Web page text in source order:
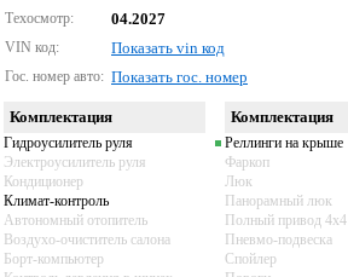
Техосмотр: 04.2027
VIN код: Показать vin код
Гос. номер авто: Показать гос. номер
Комплектация
Гидроусилитель руля
Электроусилитель руля
Кондиционер
Климат-контроль
Автономный отопитель
Воздухо-очиститель салона
Борт-компьютер
Комплектация
Реллинги на крыше
Фаркоп
Люк
Панорамный люк
Полный привод 4x4
Пневмо-подвеска
Спойлер